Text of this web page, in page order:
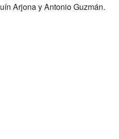
Arjona y Antonio Guzmán.